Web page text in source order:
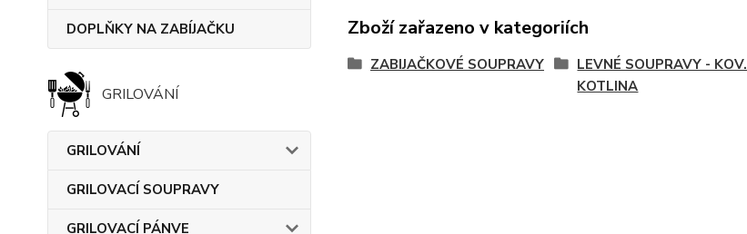
DOPLŇKY NA ZABÍJAČKU
GRILOVÁNÍ
GRILOVÁNÍ
GRILOVACÍ SOUPRAVY
GRILOVACÍ PÁNVE
Zboží zařazeno v kategoriích
ZABIJAČKOVÉ SOUPRAVY
LEVNÉ SOUPRAVY - KOV.
KOTLINA